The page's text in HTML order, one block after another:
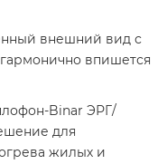
внешний вид с
впишется
Binar ЭРГ/
для
жилых и